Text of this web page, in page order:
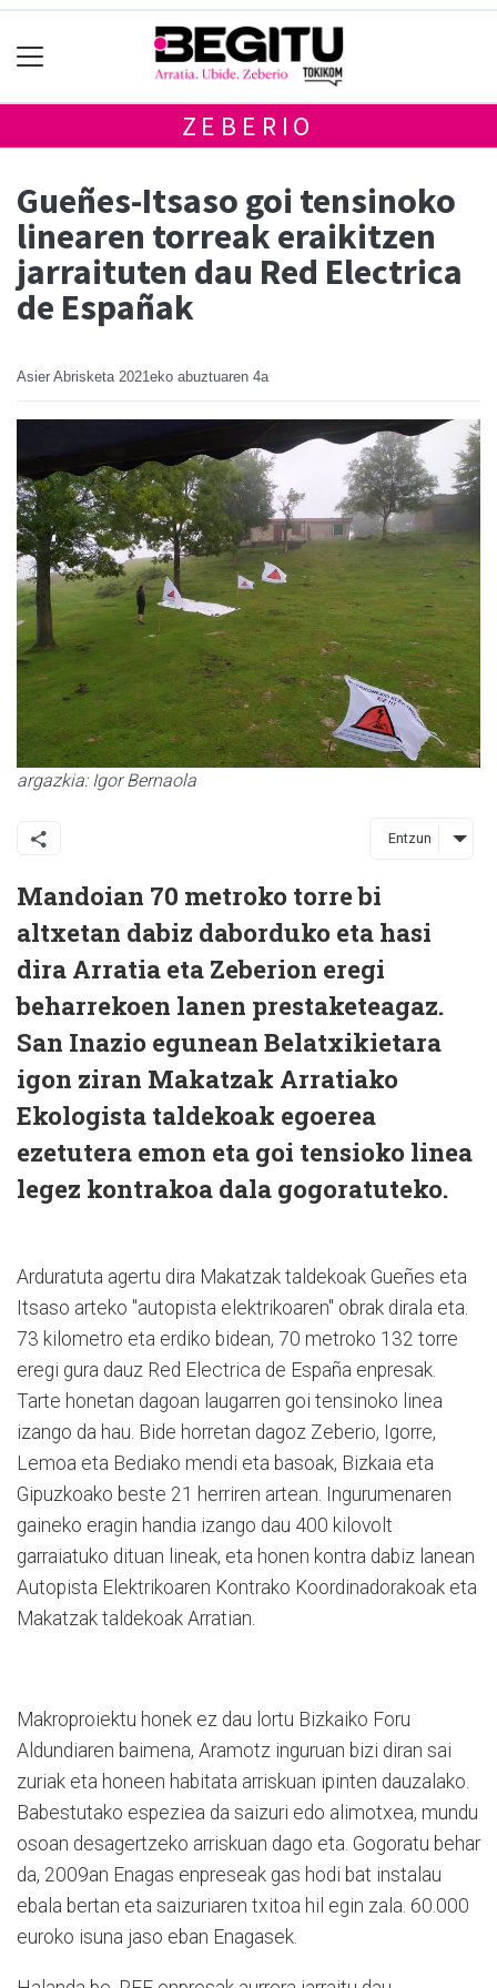
ZEBERIO
Gueñes-Itsaso goi tensinoko
linearen torreak eraikitzen
jarraituten dau Red Electrica
de Españak
Asier Abrisketa 2021eko abuztuaren 4a
argazkia: Igor Bernaola
Entzun
Mandoian 70 metroko torre bi
altxetan dabiz daborduko eta hasi
dira Arratia eta Zeberion eregi
beharrekoen lanen prestaketeagaz.
San Inazio egunean Belatxikietara
igon ziran Makatzak Arratiako
Ekologista taldekoak egoerea
ezetutera emon eta goi tensioko linea
legez kontrakoa dala gogoratuteko.
Arduratuta agertu dira Makatzak taldekoak Gueñes eta
Itsaso arteko "autopista elektrikoaren" obrak dirala eta.
73 kilometro eta erdiko bidean, 70 metroko 132 torre
eregi gura dauz Red Electrica de España enpresak.
Tarte honetan dagoan laugarren goi tensinoko linea
izango da hau. Bide horretan dagoz Zeberio, Igorre,
Lemoa eta Bediako mendi eta basoak, Bizkaia eta
Gipuzkoako beste 21 herriren artean. Ingurumenaren
gaineko eragin handia izango dau 400 kilovolt
garraiatuko dituan lineak, eta honen kontra dabiz lanean
Autopista Elektrikoaren Kontrako Koordinadorakoak eta
Makatzak taldekoak Arratian.
Makroproiektu honek ez dau lortu Bizkaiko Foru
Aldundiaren baimena, Aramotz inguruan bizi diran sai
zuriak eta honeen habitata arriskuan ipinten dauzalako.
Babestutako espeziea da saizuri edo alimotxea, mundu
osoan desagertzeko arriskuan dago eta. Gogoratu behar
da, 2009an Enagas enpreseak gas hodi bat instalau
ebala bertan eta saizuriaren txitoa hil egin zala. 60.000
euroko isuna jaso eban Enagasek.